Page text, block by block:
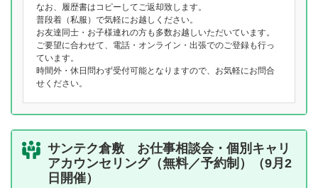
なお、履歴書はコピーしてご返却致します。
普段着（私服）で気軽にお越しください。
お友達同士・お子様連れの方も多数お越しいただいています。
ご要望に合わせて、電話・オンライン・出張でのご登録も行っ
ています。
時間外・休日問わず受付可能となりますので、お気軽にお問合
せください。
サンテク倉敷 お仕事相談会・個別キャリ
アカウンセリング（無料／予約制）（9月2
日開催）